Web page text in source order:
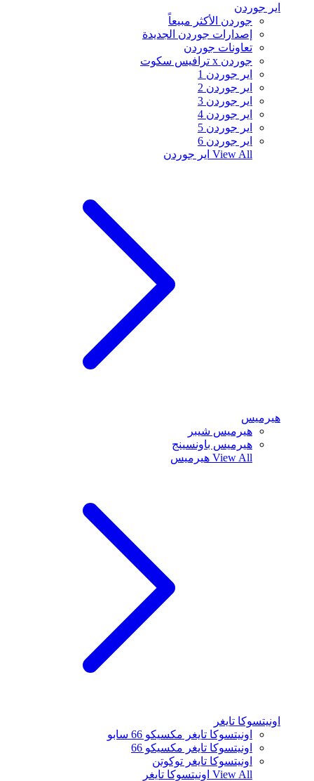
اير جوردن
جوردن الأكثر مبيعاً
إصدارات جوردن الجديدة
تعاونات جوردن
جوردن x ترافيس سكوت
اير جوردن 1
اير جوردن 2
اير جوردن 3
اير جوردن 4
اير جوردن 5
اير جوردن 6
View All اير جوردن
هيرميس
هيرميس شيبر
هيرميس باونسينج
View All هيرميس
اونيتسوكا تايغر
اونيتسوكا تايغر مكسيكو 66 سابو
اونيتسوكا تايغر مكسيكو 66
اونيتسوكا تايغر توكوتن
View All اونيتسوكا تايغر